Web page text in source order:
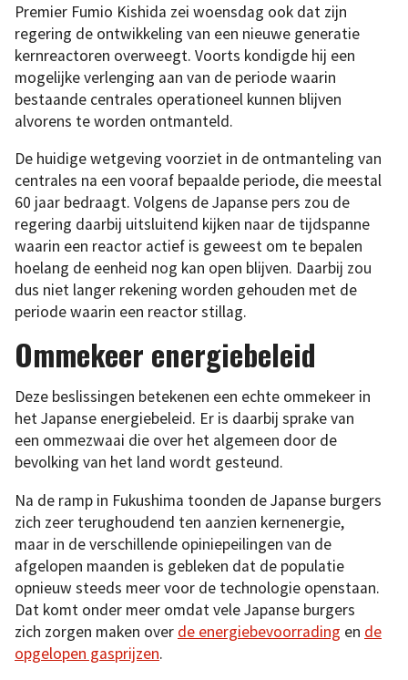
Premier Fumio Kishida zei woensdag ook dat zijn
regering de ontwikkeling van een nieuwe generatie
kernreactoren overweegt. Voorts kondigde hij een
mogelijke verlenging aan van de periode waarin
bestaande centrales operationeel kunnen blijven
alvorens te worden ontmanteld.
De huidige wetgeving voorziet in de ontmanteling van
centrales na een vooraf bepaalde periode, die meestal
60 jaar bedraagt. Volgens de Japanse pers zou de
regering daarbij uitsluitend kijken naar de tijdspanne
waarin een reactor actief is geweest om te bepalen
hoelang de eenheid nog kan open blijven. Daarbij zou
dus niet langer rekening worden gehouden met de
periode waarin een reactor stillag.
Ommekeer energiebeleid
Deze beslissingen betekenen een echte ommekeer in
het Japanse energiebeleid. Er is daarbij sprake van
een ommezwaai die over het algemeen door de
bevolking van het land wordt gesteund.
Na de ramp in Fukushima toonden de Japanse burgers
zich zeer terughoudend ten aanzien kernenergie,
maar in de verschillende opiniepeilingen van de
afgelopen maanden is gebleken dat de populatie
opnieuw steeds meer voor de technologie openstaan.
Dat komt onder meer omdat vele Japanse burgers
zich zorgen maken over de energiebevoorrading en de
opgelopen gasprijzen.